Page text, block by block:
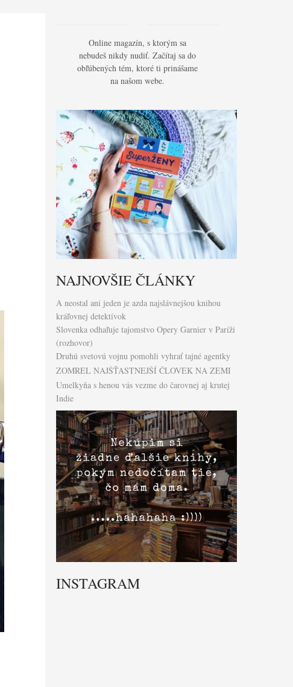
Online magazín, s ktorým sa
nebudeš nikdy nudiť. Začítaj sa do
obľúbených tém, ktoré ti prinášame
na našom webe.
NAJNOVŠIE ČLÁNKY
A neostal ani jeden je azda najslávnejšou knihou
kráľovnej detektívok
Slovenka odhaľuje tajomstvo Opery Garnier v Paríži
(rozhovor)
Druhú svetovú vojnu pomohli vyhrať tajné agentky
ZOMREL NAJŠŤASTNEJŠÍ ČLOVEK NA ZEMI
Umelkyňa s henou vás vezme do čarovnej aj krutej
Indie
INSTAGRAM